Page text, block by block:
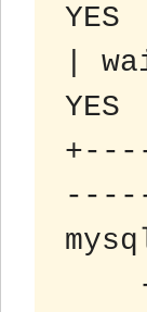
YES
|
YES